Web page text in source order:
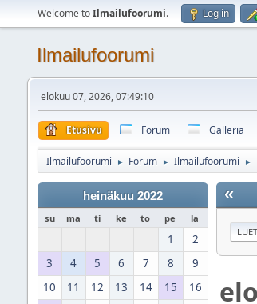
Welcome toIlmailufoorumi. Log in
Ilmailufoorumi
elokuu 07, 2026, 07:49:10
Etusivu Forum Galleria
Ilmailufoorumi ► Forum ► Ilmailufoorumi ►
heinäkuu 2022
su ma ti ke to pe la
1
2
3
4 5 6 7 8
9
10
11 12 13 14 15
16
«